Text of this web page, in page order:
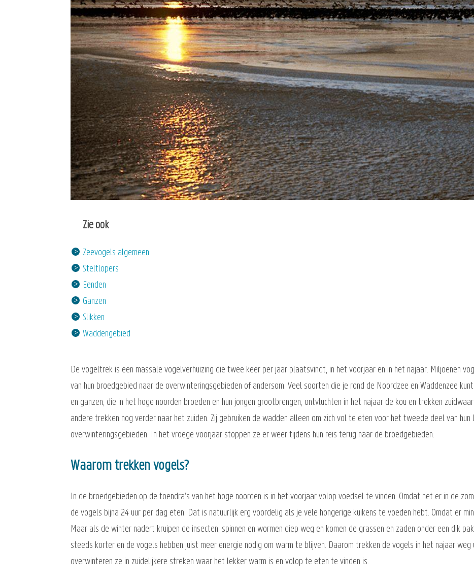
Zie ook
Zeevogels algemeen
Steltlopers
Eenden
Ganzen
Slikken
Waddengebied
De vogeltrek is een massale vogelverhuizing die twee keer per jaar plaatsvindt, in het voorjaar en in het najaar. Miljoenen
van hun broedgebied naar de overwinteringsgebieden of andersom. Veel soorten die je rond de Noordzee en Waddenzee
en ganzen, die in het hoge noorden broeden en hun jongen grootbrengen, ontvluchten in het najaar de kou en trekken
andere trekken nog verder naar het zuiden. Zij gebruiken de wadden alleen om zich vol te eten voor het tweede deel van
overwinteringsgebieden. In het vroege voorjaar stoppen ze er weer tijdens hun reis terug naar de broedgebieden.
Waarom trekken vogels?
In de broedgebieden op de toendra’s van het hoge noorden is in het voorjaar volop voedsel te vinden. Omdat het er in de
de vogels bijna 24 uur per dag eten. Dat is natuurlijk erg voordelig als je vele hongerige kuikens te voeden hebt. Omdat er
Maar als de winter nadert kruipen de insecten, spinnen en wormen diep weg en komen de grassen en zaden onder een dik
steeds korter en de vogels hebben juist meer energie nodig om warm te blijven. Daarom trekken de vogels in het najaar
overwinteren ze in zuidelijkere streken waar het lekker warm is en volop te eten te vinden is.